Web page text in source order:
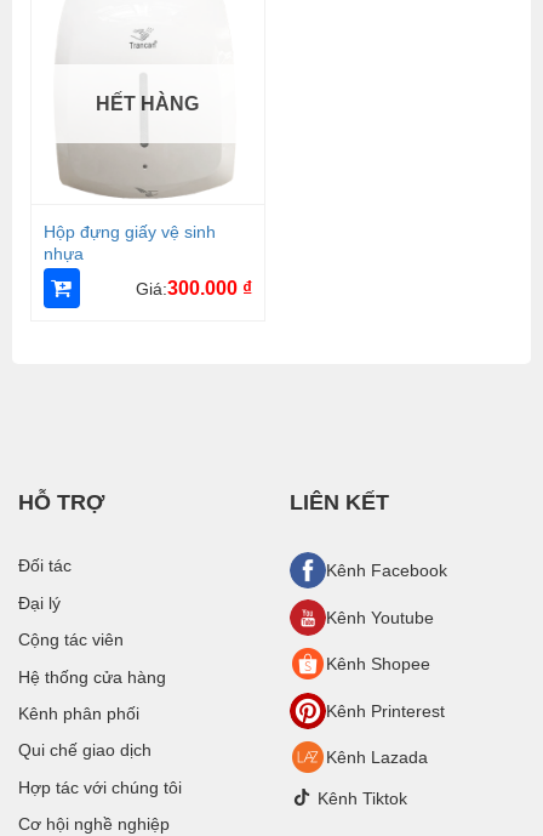
HẾT HÀNG
Hộp đựng giấy vệ sinh
nhựa
Giá:300.000 ₫
HỖ TRỢ
Đối tác
Đại lý
Cộng tác viên
Hệ thống cửa hàng
Kênh phân phối
Qui chế giao dịch
Hợp tác với chúng tôi
Cơ hội nghề nghiệp
LIÊN KẾT
Kênh Facebook
Kênh Youtube
Kênh Shopee
Kênh Printerest
Kênh Lazada
Kênh Tiktok